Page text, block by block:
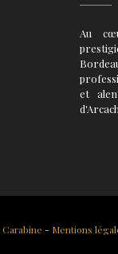
Au
et
Carabine - Mentions